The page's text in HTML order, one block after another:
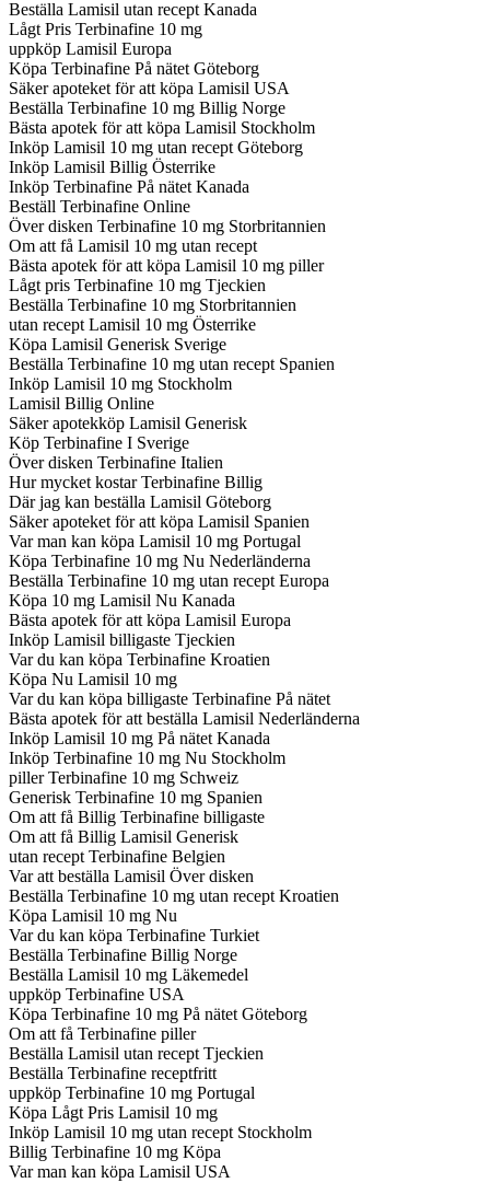
Beställa Lamisil utan recept Kanada
Lågt Pris Terbinafine 10 mg
uppköp Lamisil Europa
Köpa Terbinafine På nätet Göteborg
Säker apoteket för att köpa Lamisil USA
Beställa Terbinafine 10 mg Billig Norge
Bästa apotek för att köpa Lamisil Stockholm
Inköp Lamisil 10 mg utan recept Göteborg
Inköp Lamisil Billig Österrike
Inköp Terbinafine På nätet Kanada
Beställ Terbinafine Online
Över disken Terbinafine 10 mg Storbritannien
Om att få Lamisil 10 mg utan recept
Bästa apotek för att köpa Lamisil 10 mg piller
Lågt pris Terbinafine 10 mg Tjeckien
Beställa Terbinafine 10 mg Storbritannien
utan recept Lamisil 10 mg Österrike
Köpa Lamisil Generisk Sverige
Beställa Terbinafine 10 mg utan recept Spanien
Inköp Lamisil 10 mg Stockholm
Lamisil Billig Online
Säker apotekköp Lamisil Generisk
Köp Terbinafine I Sverige
Över disken Terbinafine Italien
Hur mycket kostar Terbinafine Billig
Där jag kan beställa Lamisil Göteborg
Säker apoteket för att köpa Lamisil Spanien
Var man kan köpa Lamisil 10 mg Portugal
Köpa Terbinafine 10 mg Nu Nederländerna
Beställa Terbinafine 10 mg utan recept Europa
Köpa 10 mg Lamisil Nu Kanada
Bästa apotek för att köpa Lamisil Europa
Inköp Lamisil billigaste Tjeckien
Var du kan köpa Terbinafine Kroatien
Köpa Nu Lamisil 10 mg
Var du kan köpa billigaste Terbinafine På nätet
Bästa apotek för att beställa Lamisil Nederländerna
Inköp Lamisil 10 mg På nätet Kanada
Inköp Terbinafine 10 mg Nu Stockholm
piller Terbinafine 10 mg Schweiz
Generisk Terbinafine 10 mg Spanien
Om att få Billig Terbinafine billigaste
Om att få Billig Lamisil Generisk
utan recept Terbinafine Belgien
Var att beställa Lamisil Över disken
Beställa Terbinafine 10 mg utan recept Kroatien
Köpa Lamisil 10 mg Nu
Var du kan köpa Terbinafine Turkiet
Beställa Terbinafine Billig Norge
Beställa Lamisil 10 mg Läkemedel
uppköp Terbinafine USA
Köpa Terbinafine 10 mg På nätet Göteborg
Om att få Terbinafine piller
Beställa Lamisil utan recept Tjeckien
Beställa Terbinafine receptfritt
uppköp Terbinafine 10 mg Portugal
Köpa Lågt Pris Lamisil 10 mg
Inköp Lamisil 10 mg utan recept Stockholm
Billig Terbinafine 10 mg Köpa
Var man kan köpa Lamisil USA